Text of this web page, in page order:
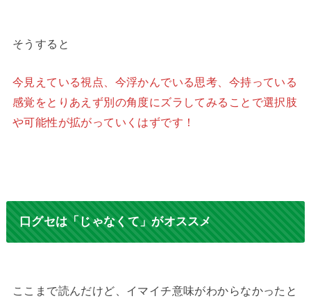
そうすると
今見えている視点、今浮かんでいる思考、今持っている
感覚をとりあえず別の角度にズラしてみることで選択肢
や可能性が拡がっていくはずです！
口グセは「じゃなくて」がオススメ
ここまで読んだけど、イマイチ意味がわからなかったと